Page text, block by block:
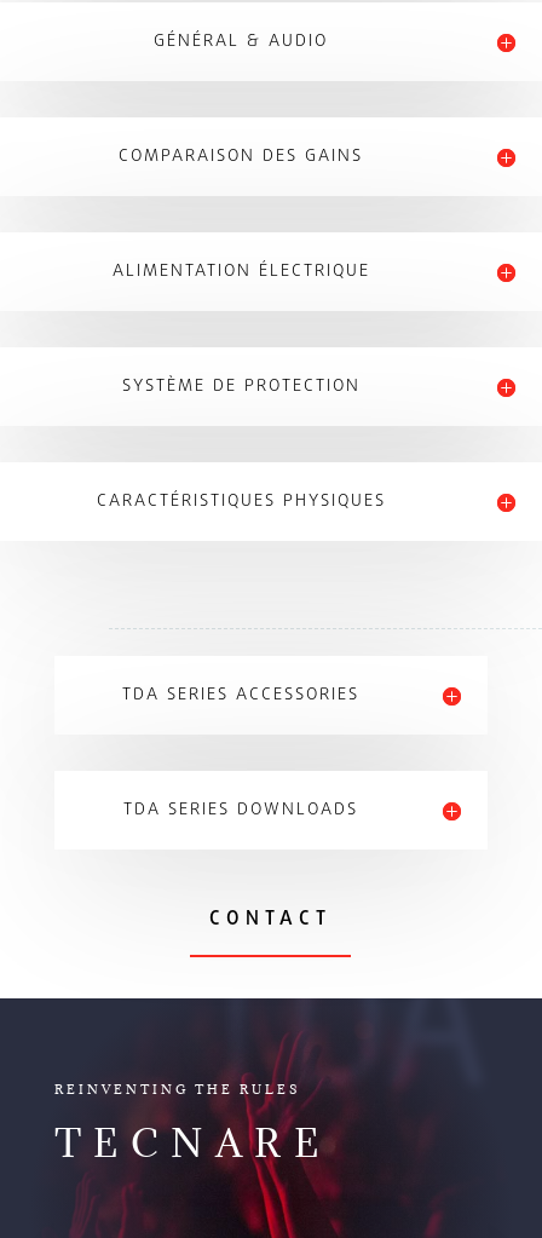
GÉNÉRAL & AUDIO
COMPARAISON DES GAINS
ALIMENTATION ÉLECTRIQUE
SYSTÈME DE PROTECTION
CARACTÉRISTIQUES PHYSIQUES
TDA SERIES ACCESSORIES
TDA SERIES DOWNLOADS
CONTACT
TDA
REINVENTING THE RULES
TECNARE